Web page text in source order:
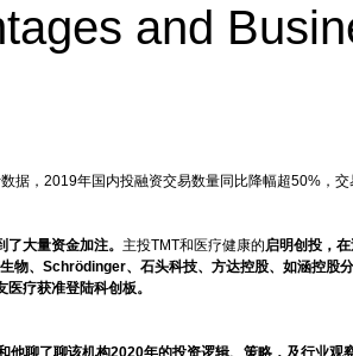
and
据，2019年国内投融资交易数量同比降幅超50%，
大量资金加注。 主投TMT和医疗健康的启明创投，
物、Schrödinger、石头科技、方达控股、如涵控股
疗获准登陆科创板。
聊了聊该机构2020年的投资逻辑、策略，及行业观察